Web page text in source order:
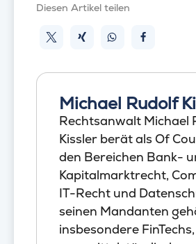
Diesen Artikel teilen
Michael Rudolf
Rechtsanwalt Michael
Kissler berät als Of
den Bereichen Bank-
Kapitalmarktrecht,
IT-Recht und
seinen Mandanten
insbesondere